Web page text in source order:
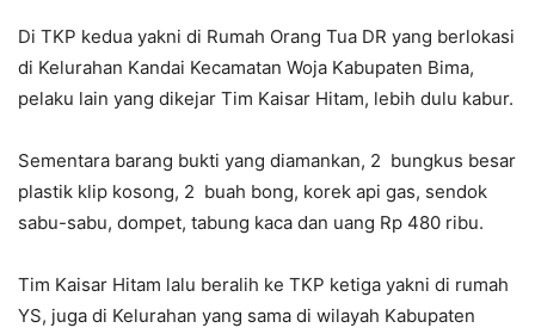
Di TKP kedua yakni di Rumah Orang Tua DR yang berlokasi
di Kelurahan Kandai Kecamatan Woja Kabupaten Bima,
pelaku lain yang dikejar Tim Kaisar Hitam, lebih dulu kabur.
Sementara barang bukti yang diamankan, 2 bungkus besar
plastik klip kosong, 2 buah bong, korek api gas, sendok
sabu-sabu, dompet, tabung kaca dan uang Rp 480 ribu.
Tim Kaisar Hitam lalu beralih ke TKP ketiga yakni di rumah
YS, juga di Kelurahan yang sama di wilayah Kabupaten